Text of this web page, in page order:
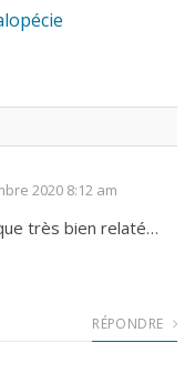
2020 8:12 am
très bien relaté…
RÉPONDRE